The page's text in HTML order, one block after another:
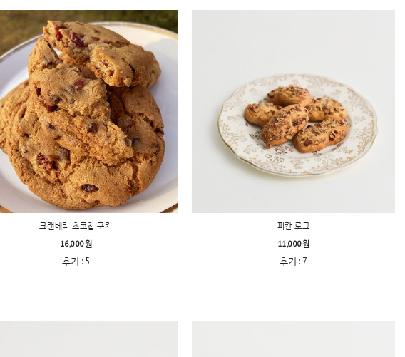
크랜베리 초코칩 쿠키
16,000원
후기 : 5
피칸 로그
11,000원
후기 : 7